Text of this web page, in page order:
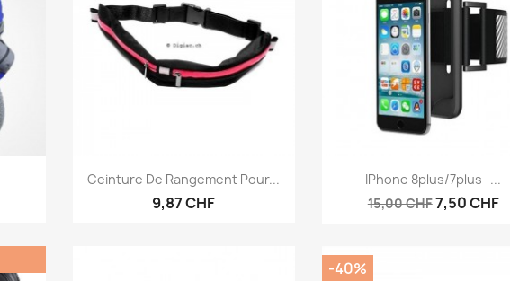
Vorschau
Ceinture De Rangement Pour...
9,87 CHF
 Vorschau
IPhone 8plus/7plus -...
15,00 CHF7,50 CHF
-40%